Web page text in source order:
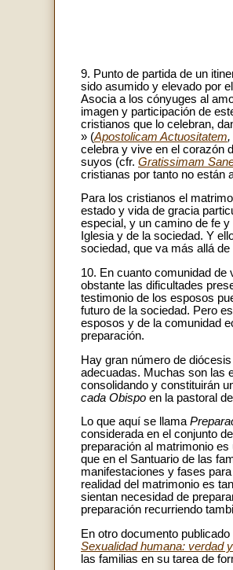
9. Punto de partida de un
sido asumido y elevado por
Asocia a los cónyuges al
imagen y participación de
cristianos que lo celebran,
» (Apostolicam Actuositatem,
celebra y vive en el corazón
suyos (cfr. Gratissimam
cristianas por tanto no están
Para los cristianos el
estado y vida de gracia
especial, y un camino de fe
Iglesia y de la sociedad. Y
sociedad, que va más allá
10. En cuanto comunidad
obstante las dificultades
testimonio de los esposos
futuro de la sociedad. Pero
esposos y de la comunidad
preparación.
Hay gran número de
adecuadas. Muchas son las
consolidando y constituirán
cada Obispo en la pastoral
Lo que aquí se llama
considerada en el conjunto
preparación al matrimonio
que en el Santuario de las
manifestaciones y fases
realidad del matrimonio es
sientan necesidad de
preparación recurriendo
En otro documento
Sexualidad humana: verdad
las familias en su tarea de